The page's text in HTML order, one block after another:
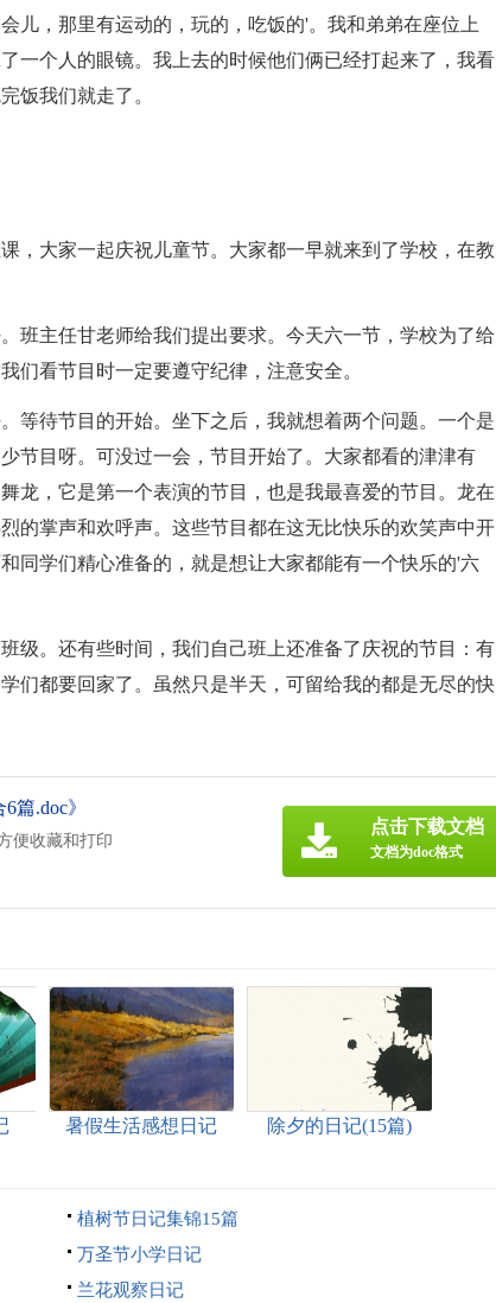
儿，那里有运动的，玩的，吃饭的'。我和弟弟在座位上
一个人的眼镜。我上去的时候他们俩已经打起来了，我看
饭我们就走了。
，大家一起庆祝儿童节。大家都一早就来到了学校，在教
班主任甘老师给我们提出要求。今天六一节，学校为了给
们看节目时一定要遵守纪律，注意安全。
等待节目的开始。坐下之后，我就想着两个问题。一个是
节目呀。可没过一会，节目开始了。大家都看的津津有
龙，它是第一个表演的节目，也是我最喜爱的节目。龙在
的掌声和欢呼声。这些节目都在这无比快乐的欢笑声中开
同学们精心准备的，就是想让大家都能有一个快乐的'六
级。还有些时间，我们自己班上还准备了庆祝的节目：有
们都要回家了。虽然只是半天，可留给我的都是无尽的快
篇.doc》
便收藏和打印
点击下载文档
文档为doc格式
暑假生活感想日记 除夕的日记(15篇)
植树节日记集锦15篇
万圣节小学日记
兰花观察日记